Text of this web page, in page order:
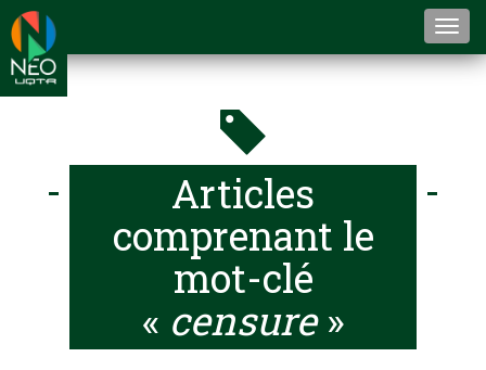
Articles
comprenant le
mot-clé
« censure»